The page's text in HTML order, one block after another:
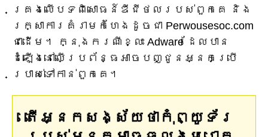
គ្រងលើបទពិសោធន៍ឌីជីថលរបស់ពួកគេ និង
រក្សាការគំរាមកំហែងដូចជា Perwousesoc.com
ជាដើម។ ក្នុងករណីខ្លះ Adware ដែលបាន
ដំឡើងនៅលើប្រព័ន្ធអាចបញ្ជូនអ្នកប្រើ
ប្រាស់ទៅកាន់ពួកគេ។
តើអ្នកសង្ស័យថាកុំព្យូទ័រ